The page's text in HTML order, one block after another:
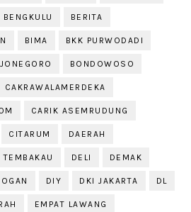
BENGKULU BERITA
BIMA BKK PURWODADI
BONDOWOSO
CAKRAWALAMERDEKA
CARIK ASEMRUDUNG
CITARUM DAERAH
DELI DEMAK
DIY DKI JAKARTA DL
EMPAT LAWANG